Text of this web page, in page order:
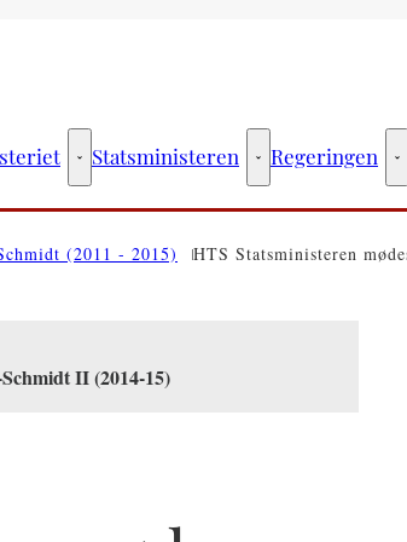
Statsministeriet - Flere links
Statsministeren Statsministeren -
Regeringen
(2011 - 2015) HTS Statsministeren
II (2014-15)